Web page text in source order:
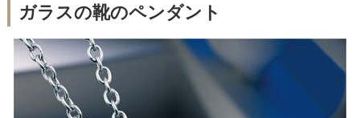
ガラスの靴のペンダント